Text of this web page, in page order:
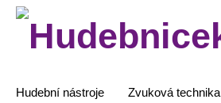
Hledat:
Hudební nástroje Zvuková technika